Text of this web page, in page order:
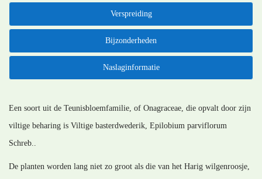
Verspreiding
Bijzonderheden
Naslaginformatie
Een soort uit de Teunisbloemfamilie, of Onagraceae, die opvalt door zijn
viltige beharing is Viltige basterdwederik, Epilobium parviflorum
Schreb..
De planten worden lang niet zo groot als die van het Harig wilgenroosje,